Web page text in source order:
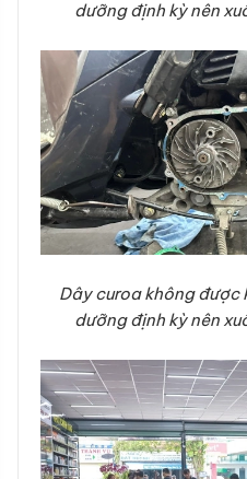
dưỡng định kỳ nên
Dây curoa không được
dưỡng định kỳ nên